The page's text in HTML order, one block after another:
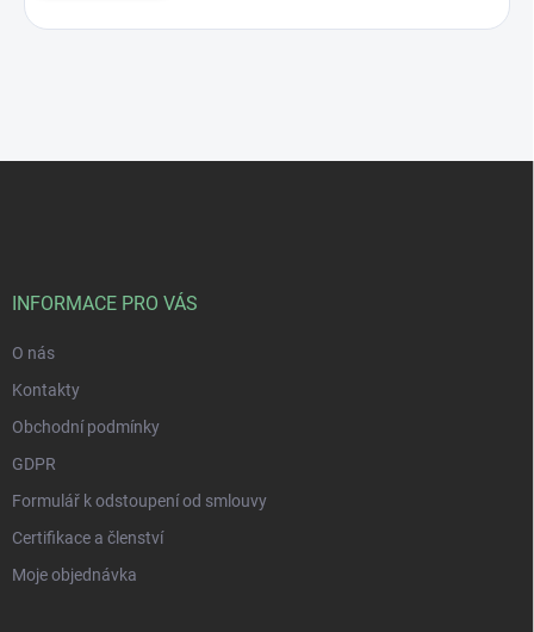
INFORMACE PRO VÁS
O nás
Kontakty
Obchodní podmínky
GDPR
Formulář k odstoupení od smlouvy
Certifikace a členství
Moje objednávka